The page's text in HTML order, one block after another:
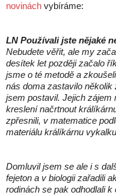
novinách vybíráme:
LN Používali jste nějaké
Nebudete věřit, ale my
desítek let později začalo
jsme o té metodě a
nás doma zastavilo
jsem postavil. Jejich zájem
kreslení načrtnout
zpřesnili, v matematice
materiálu králíkárnu
Domluvil jsem se ale i s
fejeton a v biologii zařadili
rodinách se pak odhodlali